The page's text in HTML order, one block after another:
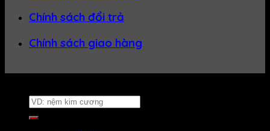
Chính sách đổi trả
Chính sách giao hàng
Tìm
kiếm: